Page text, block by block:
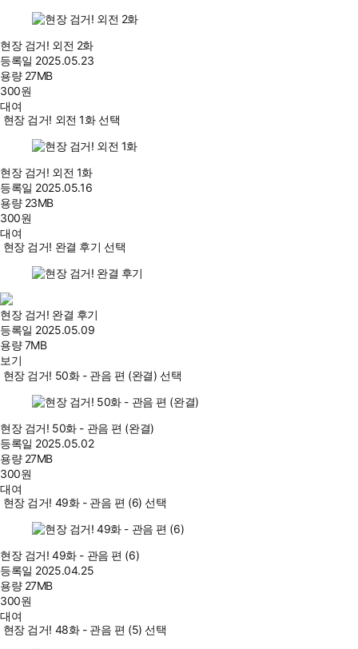
현장 검거! 외전 2화
등록일 2025.05.23
용량 27MB
300원
대여
현장 검거! 외전 1화 선택
현장 검거! 외전 1화
등록일 2025.05.16
용량 23MB
300원
대여
현장 검거! 완결 후기 선택
현장 검거! 완결 후기
등록일 2025.05.09
용량7MB
보기
현장 검거! 50화 - 관음 편 (완결) 선택
현장 검거! 50화 - 관음 편 (완결)
등록일 2025.05.02
용량 27MB
300원
대여
현장 검거! 49화 - 관음 편 (6) 선택
현장 검거! 49화 - 관음 편 (6)
등록일 2025.04.25
용량 27MB
300원
대여
현장 검거! 48화 - 관음 편 (5) 선택